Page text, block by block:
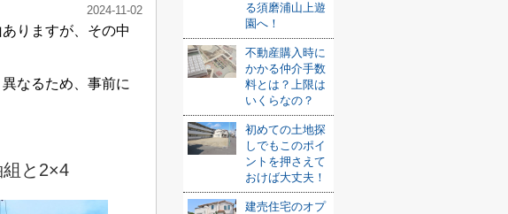
2024-11-02
りますが、その中
なるため、事前に
と2×4
る須磨浦山上遊
園へ！
不動産購入時に
かかる仲介手数
料とは？上限は
いくらなの？
初めての土地探
しでもこのポイ
ントを押さえて
おけば大丈夫！
建売住宅のオプ